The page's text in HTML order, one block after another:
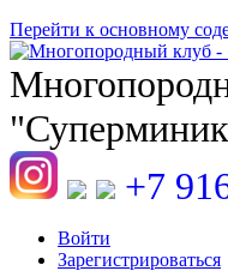
Перейти к основному
+7
Войти
Зарегистрироваться